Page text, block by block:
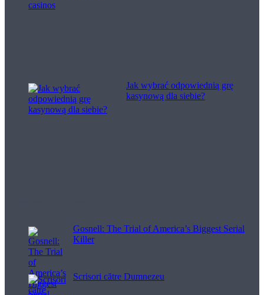
Jak wybrać odpowiednią grę
kasynową dla siebie?
Gosnell: The Trial of America’s Biggest Serial
Killer
Scrisori către Dumnezeu